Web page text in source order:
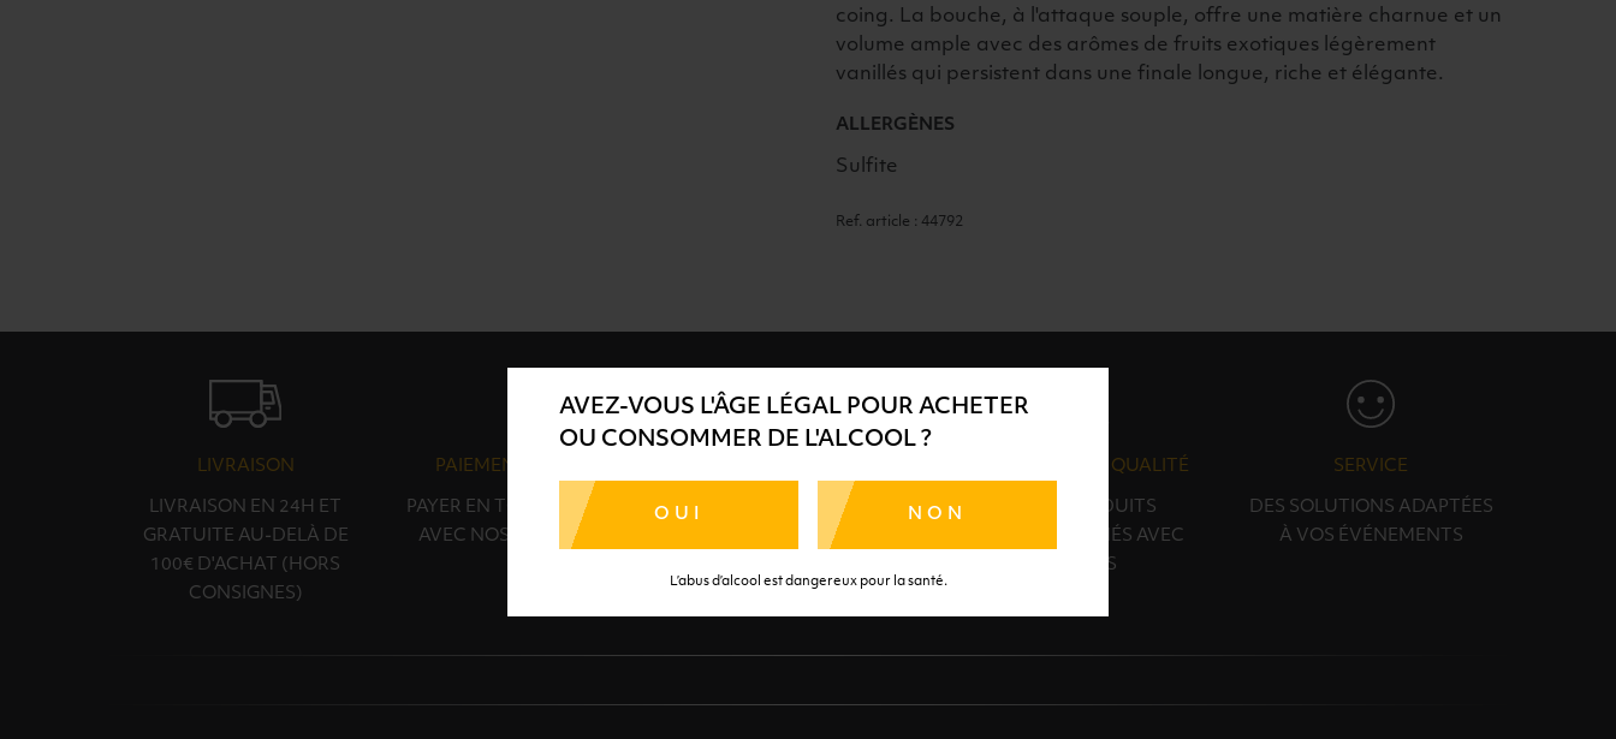
AVEZ-VOUS L'ÂGE LÉGAL POUR ACHETER
OU CONSOMMER DE L'ALCOOL ?
OUI NON
L’abus d’alcool est dangereux pour la santé.
coing. La bouche, à l'attaque souple, offre une matière charnue et un
volume ample avec des arômes de fruits exotiques légèrement
vanillés qui persistent dans une finale longue, riche et élégante.
ALLERGÈNES
Sulfite
Ref. article : 44792
LIVRAISON
LIVRAISON EN 24H ET
GRATUITE AU-DELÀ DE
100€ D'ACHAT (HORS
CONSIGNES)
PAIEMENT SÉCURISÉ
PAYER EN TOUTE SÉRÉNITÉ
AVEC NOS PARTENAIRES
NOS CONSEILLERS SONT À
VOTRE DISPOSITION
SÉLECTION & QUALITÉ
DES PRODUITS
SÉLECTIONNÉS AVEC
SOINS
SERVICE
DES SOLUTIONS ADAPTÉES
À VOS ÉVÉNEMENTS